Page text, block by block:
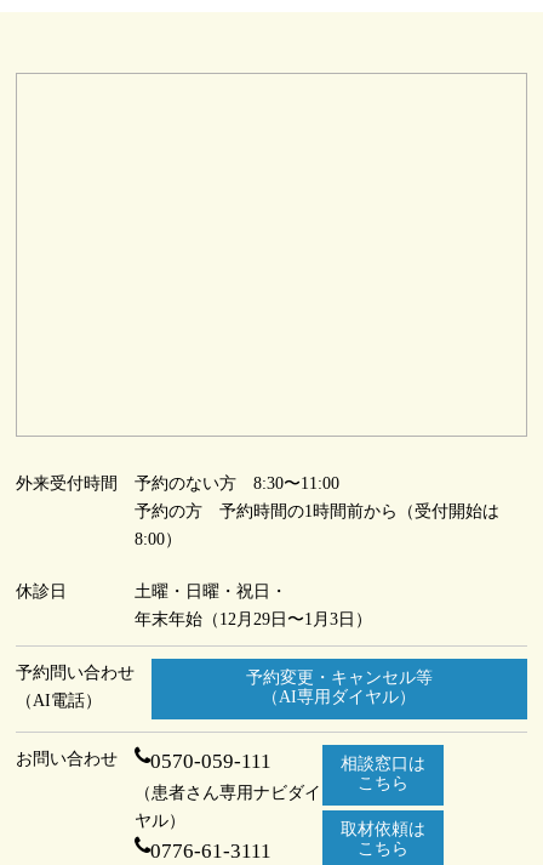
外来受付時間
予約のない方 8:30〜11:00
予約の方 予約時間の1時間前から（受付開始は
8:00）
休診日
土曜・日曜・祝日・
年末年始（12月29日〜1月3日）
予約問い合わせ
（AI電話）
予約変更・キャンセル等
（AI専用ダイヤル）
お問い合わせ 0570-059-111
（患者さん専用ナビダイ
ヤル）
0776-61-3111
相談窓口は
こちら
取材依頼は
こちら